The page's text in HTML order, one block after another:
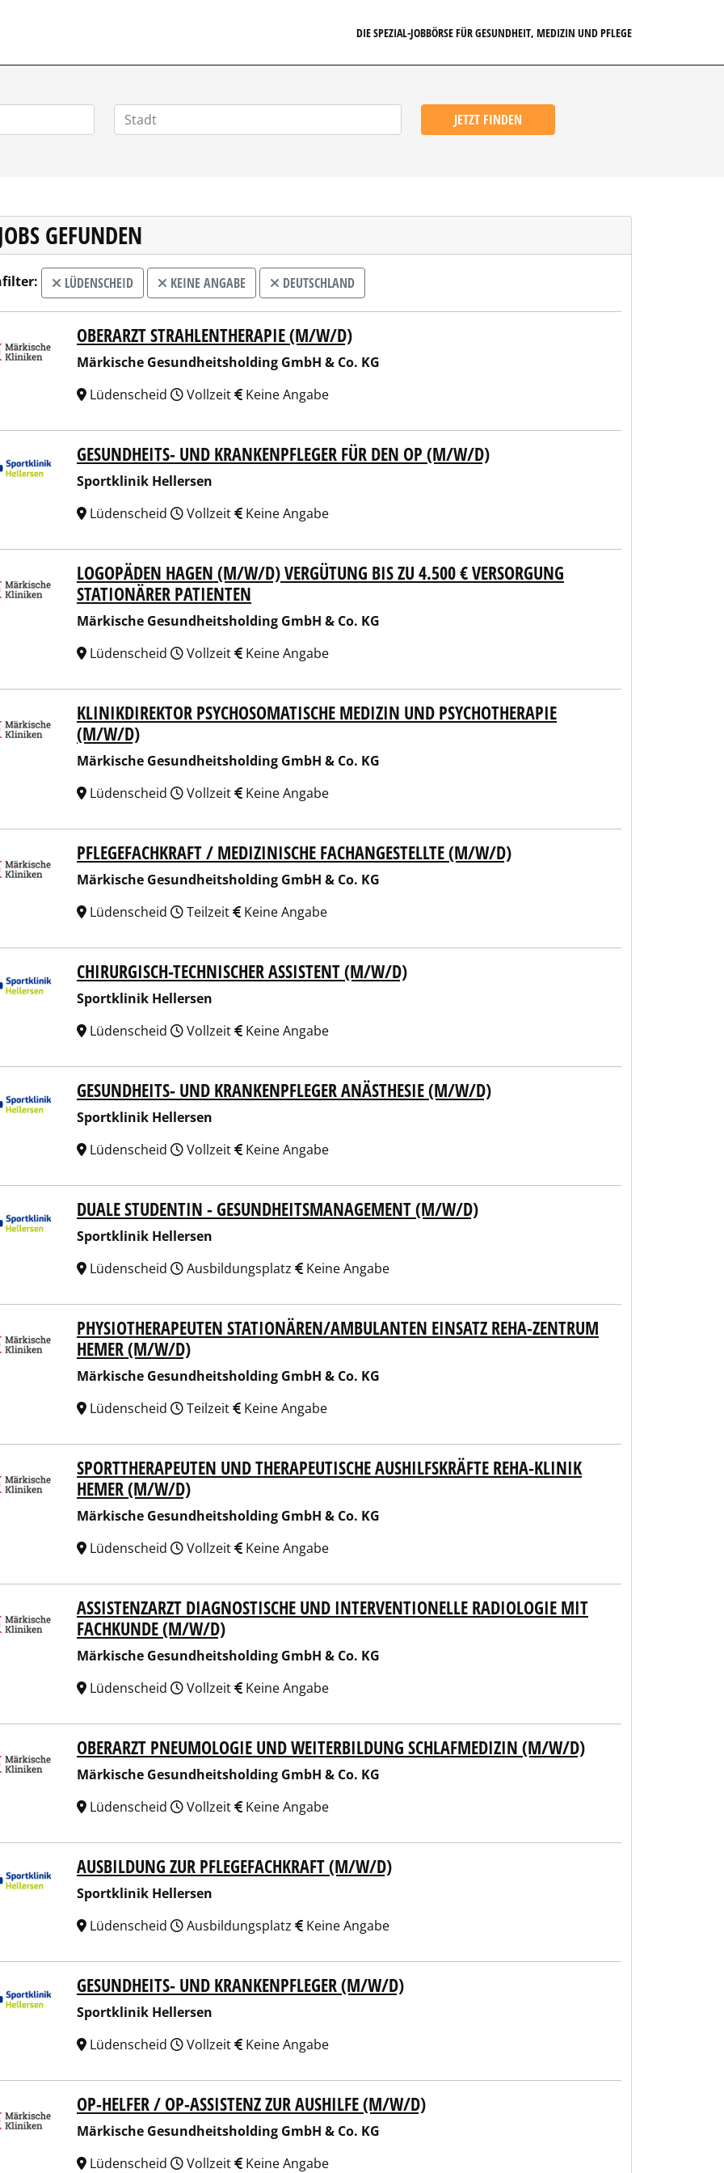
DIE SPEZIAL-JOBBÖRSE FÜR GESUNDHEIT, MEDIZIN UND PFLEGE
JETZT FINDEN
GEFUNDEN
LÜDENSCHEID KEINE ANGABE DEUTSCHLAND
Gesundheitsholding GmbH & Co. KG
OBERARZT STRAHLENTHERAPIE (M/W/D)
Märkische Gesundheitsholding GmbH & Co. KG
Lüdenscheid
Vollzeit Keine Angabe
HellersenGESUNDHEITS- UND KRANKENPFLEGER FÜR DEN OP (M/W/D)
Sportklinik Hellersen
Lüdenscheid
Vollzeit Keine Angabe
Gesundheitsholding GmbH & Co. KG
LOGOPÄDEN HAGEN (M/W/D) VERGÜTUNG BIS ZU 4.500 € VERSORGUNG
STATIONÄRER PATIENTEN
Märkische Gesundheitsholding GmbH & Co. KG
Lüdenscheid
Vollzeit Keine Angabe
Gesundheitsholding GmbH & Co. KG
KLINIKDIREKTOR PSYCHOSOMATISCHE MEDIZIN UND PSYCHOTHERAPIE
(M/W/D)
Märkische Gesundheitsholding GmbH & Co. KG
Lüdenscheid
Vollzeit Keine Angabe
Gesundheitsholding GmbH & Co. KG
PFLEGEFACHKRAFT / MEDIZINISCHE FACHANGESTELLTE (M/W/D)
Märkische Gesundheitsholding GmbH & Co. KG
Lüdenscheid
Teilzeit Keine Angabe
HellersenCHIRURGISCH-TECHNISCHER ASSISTENT (M/W/D)
Sportklinik Hellersen
Lüdenscheid
Vollzeit Keine Angabe
HellersenGESUNDHEITS- UND KRANKENPFLEGER ANÄSTHESIE (M/W/D)
Sportklinik Hellersen
Lüdenscheid
Vollzeit Keine Angabe
HellersenDUALE STUDENTIN - GESUNDHEITSMANAGEMENT (M/W/D)
Sportklinik Hellersen
Lüdenscheid
Ausbildungsplatz Keine Angabe
Gesundheitsholding GmbH & Co. KG
PHYSIOTHERAPEUTEN STATIONÄREN/AMBULANTEN EINSATZ REHA-ZENTRUM
HEMER (M/W/D)
Märkische Gesundheitsholding GmbH & Co. KG
Lüdenscheid
Teilzeit Keine Angabe
Gesundheitsholding GmbH & Co. KG
SPORTTHERAPEUTEN UND THERAPEUTISCHE AUSHILFSKRÄFTE REHA-KLINIK
HEMER (M/W/D)
Märkische Gesundheitsholding GmbH & Co. KG
Lüdenscheid
Vollzeit Keine Angabe
Gesundheitsholding GmbH & Co. KG
ASSISTENZARZT DIAGNOSTISCHE UND INTERVENTIONELLE RADIOLOGIE MIT
FACHKUNDE (M/W/D)
Märkische Gesundheitsholding GmbH & Co. KG
Lüdenscheid
Vollzeit Keine Angabe
Gesundheitsholding GmbH & Co. KG
OBERARZT PNEUMOLOGIE UND WEITERBILDUNG SCHLAFMEDIZIN (M/W/D)
Märkische Gesundheitsholding GmbH & Co. KG
Lüdenscheid
Vollzeit Keine Angabe
HellersenAUSBILDUNG ZUR PFLEGEFACHKRAFT (M/W/D)
Sportklinik Hellersen
Lüdenscheid
Ausbildungsplatz Keine Angabe
HellersenGESUNDHEITS- UND KRANKENPFLEGER (M/W/D)
Sportklinik Hellersen
Lüdenscheid
Vollzeit Keine Angabe
Gesundheitsholding GmbH & Co. KG
OP-HELFER / OP-ASSISTENZ ZUR AUSHILFE (M/W/D)
Märkische Gesundheitsholding GmbH & Co. KG
Lüdenscheid
Vollzeit Keine Angabe